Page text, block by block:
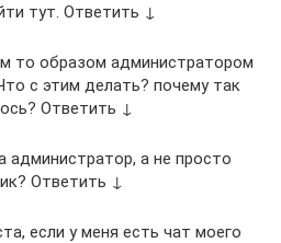
тут. Ответить ↓
то образом администратором
с этим делать? почему так
Ответить ↓
администратор, а не просто
Ответить ↓
если у меня есть чат моего